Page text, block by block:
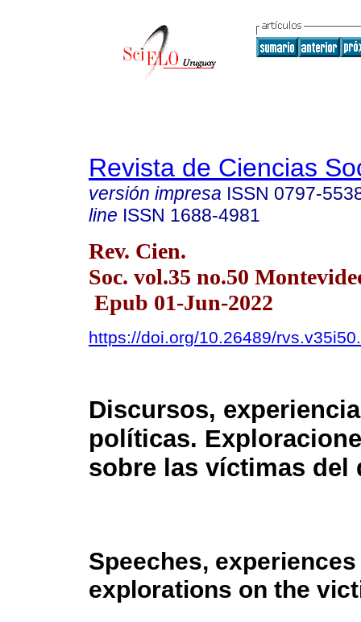
Revista de Ciencias
versión impresa ISSN 0797-
line ISSN 1688-4981
Rev. Cien.
Soc. vol.35 no.50
Epub 01-Jun-2022
https://doi.org/10.26489/
Discursos,
políticas.
sobre las víctimas del
Speeches,
explorations on the